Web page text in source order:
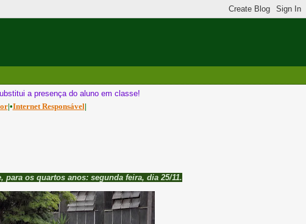
a presença do aluno em classe!
|•Internet Responsável|
para os quartos anos: segunda feira, dia 25/11.